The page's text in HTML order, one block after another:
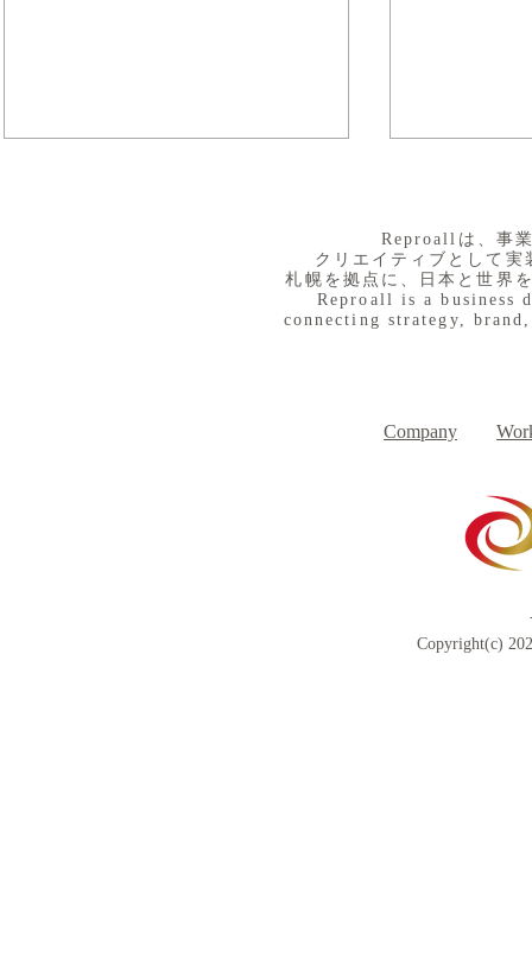
​Reproallは、事
クリエイティブとして
札幌を拠点に、日本と世界
Reproall is a business
connecting strategy,
Company
Copyright(c)